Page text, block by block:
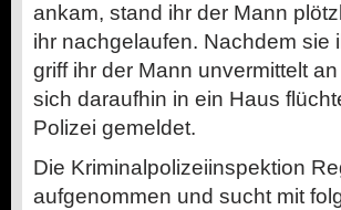
ankam, stand ihr der Mann
ihr nachgelaufen. Nachdem sie
griff ihr der Mann unvermittelt
sich daraufhin in ein Haus
Polizei gemeldet.
Die Kriminalpolizeiinspektion
aufgenommen und sucht mit